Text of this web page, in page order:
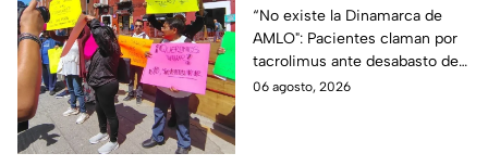
claman por
medicamentos ante
desabasto en IMSS
Puebla
“No existe la Dinamarca de
AMLO": Pacientes claman por
tacrolimus ante desabasto de
medicamentos en hospital del
06 agosto, 2026